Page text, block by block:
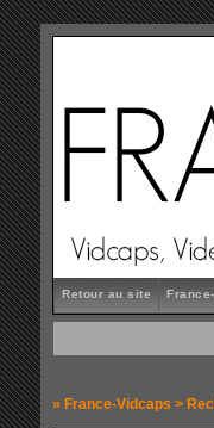
Retour au site
» France-Vidcaps >